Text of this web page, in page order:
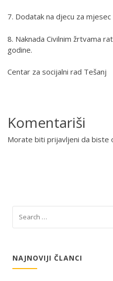
7. Dodatak na djecu za
8. Naknada Civilnim žrtvama
godine.
Centar za socijalni rad Tešanj
Komentariši
Morate biti prijavljeni da biste
NAJNOVIJI ČLANCI